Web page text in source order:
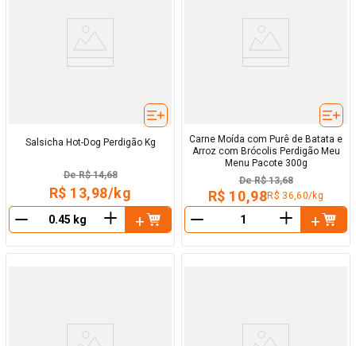
Salsicha Hot-Dog Perdigão Kg
De R$ 14,68
R$ 13,98/kg
＋
Carne Moída com Purê de Batata e
Arroz com Brócolis Perdigão Meu
Menu Pacote 300g
De R$ 13,68
R$ 10,98R$ 36,60/kg
＋